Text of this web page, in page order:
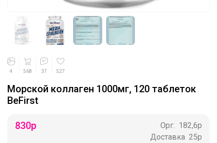
4 568 37 527
Морской коллаген 1000мг, 120 таблеток
BeFirst
830р Орг.
182,6р
Доставка 25р